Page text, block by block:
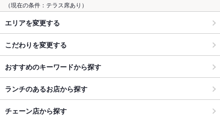
（現在の条件：テラス席あり）
エリアを変更する
こだわりを変更する
おすすめのキーワードから探す
ランチのあるお店から探す
チェーン店から探す